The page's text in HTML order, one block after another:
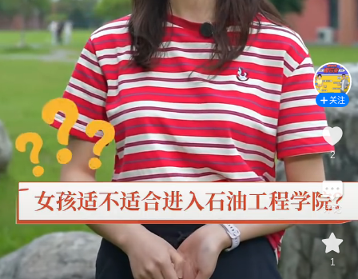
关注
2
评论
1